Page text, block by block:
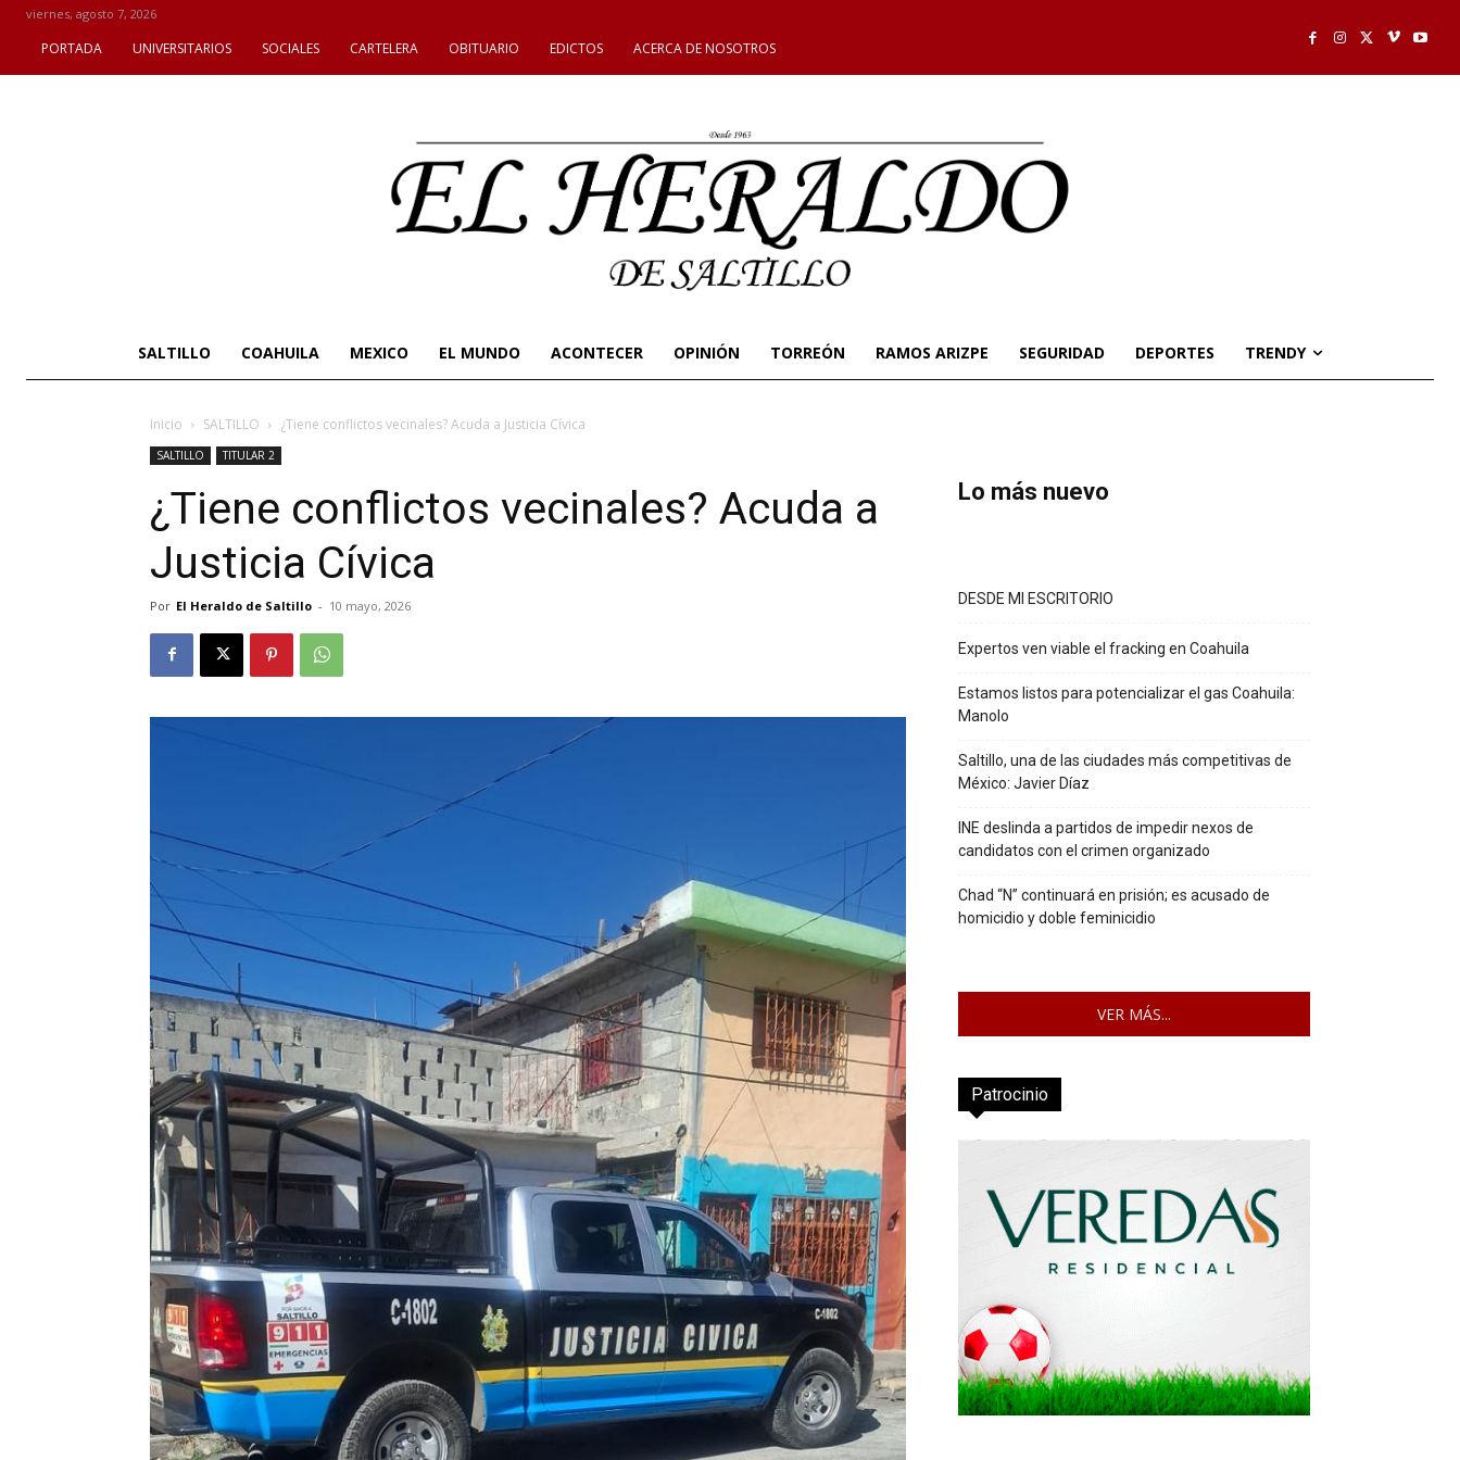
viernes, agosto 7, 2026
PORTADA UNIVERSITARIOS SOCIALES CARTELERA OBITUARIO EDICTOS ACERCA DE NOSOTROS
SALTILLO COAHUILA MEXICO EL MUNDO ACONTECER OPINIÓN TORREÓN RAMOS ARIZPE SEGURIDAD DEPORTES TRENDY
Inicio SALTILLO ¿Tiene conflictos vecinales? Acuda a Justicia Cívica
SALTILLO TITULAR 2
¿Tiene conflictos vecinales? Acuda a
Justicia Cívica
Por El Heraldo de Saltillo - 10 mayo, 2026
Lo más nuevo
DESDE MI ESCRITORIO
Expertos ven viable el fracking en Coahuila
Estamos listos para potencializar el gas Coahuila:
Manolo
Saltillo, una de las ciudades más competitivas de
México: Javier Díaz
INE deslinda a partidos de impedir nexos de
candidatos con el crimen organizado
Chad “N” continuará en prisión; es acusado de
homicidio y doble feminicidio
VER MÁS...
Patrocinio